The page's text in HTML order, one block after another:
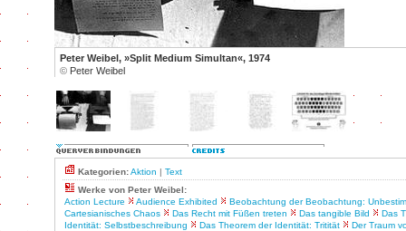
Peter Weibel, »Split Medium Simultan«, 1974
© Peter Weibel
Kategorien:Aktion | Text
Werke von Peter Weibel:
Action Lecture
Audience Exhibited
Beobachtung der Beobachtung:
Cartesianisches Chaos
Das Recht mit Füßen treten Das tangible Bild
Das
Identität: Selbstbeschreibung
Das Theorem der Identität: Tritität
Der Traum